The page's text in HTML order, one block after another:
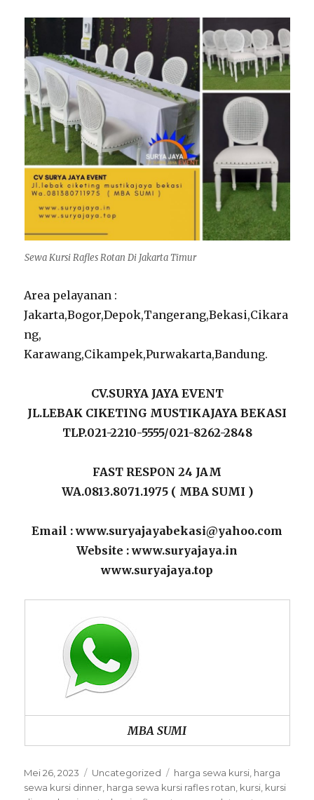
Sewa Kursi Rafles Rotan Di Jakarta Timur
Area pelayanan :
Jakarta,Bogor,Depok,Tangerang,Bekasi,Cikara
ng,
Karawang,Cikampek,Purwakarta,Bandung.
CV.SURYA JAYA EVENT
JL.LEBAK CIKETING MUSTIKAJAYA BEKASI
TLP.021-2210-5555/021-8262-2848
FAST RESPON 24 JAM
WA.0813.8071.1975 ( MBA SUMI )
Email : www.suryajayabekasi@yahoo.com
Website : www.suryajaya.in
www.suryajaya.top
MBA SUMI
Posted
on
Mei 26, 2023 Categories
Uncategorized Tags
harga sewa kursi harga
sewa kursi dinner harga sewa kursi rafles rotan kursi kursi